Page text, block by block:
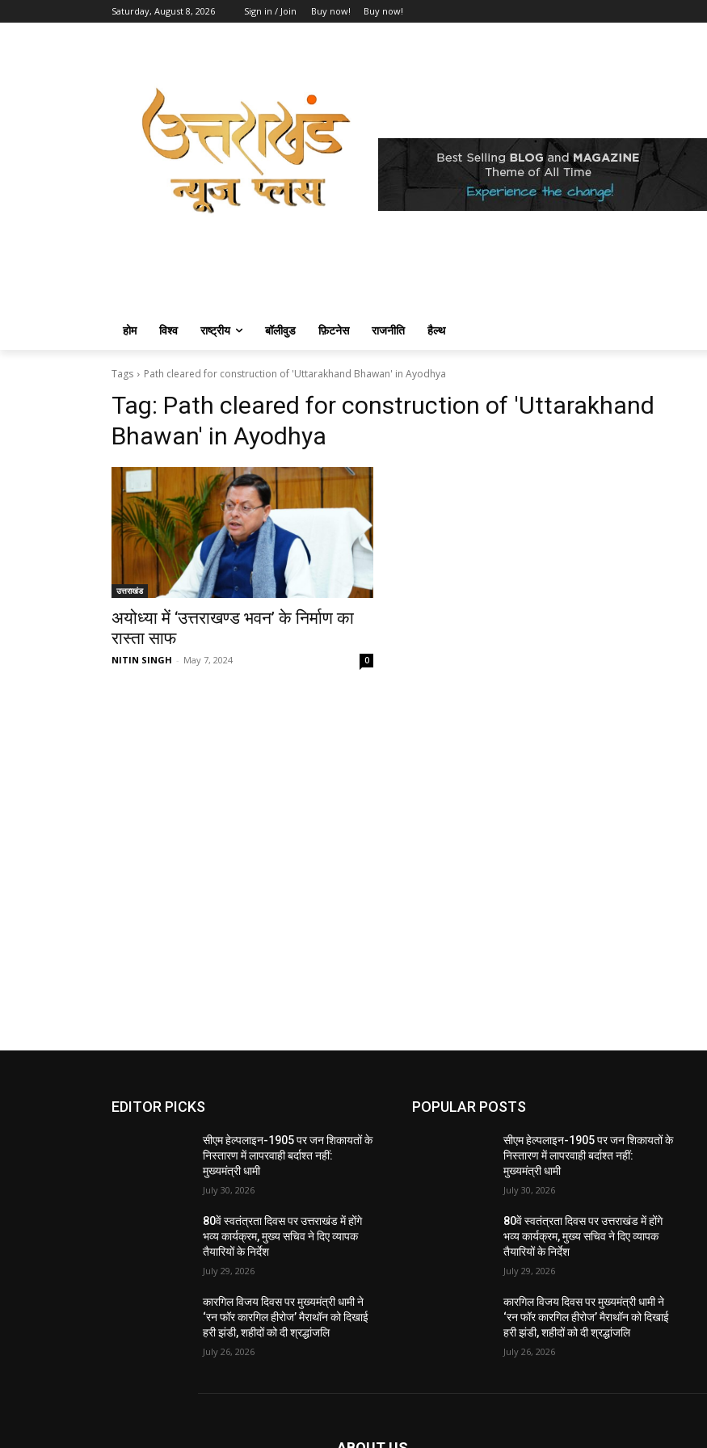
Saturday, August 8, 2026 Sign in / Join Buy now! Buy now!
होम विश्व राष्ट्रीय बॉलीवुड फ़िटनेस राजनीति हैल्थ
Tags Path cleared for construction of 'Uttarakhand Bhawan' in Ayodhya
Tag: Path cleared for construction of 'Uttarakhand
Bhawan' in Ayodhya
उत्तराखंड
अयोध्या में ‘उत्तराखण्ड भवन’ के निर्माण का
रास्ता साफ
NITIN SINGH - May 7, 2024 0
EDITOR PICKS
सीएम हेल्पलाइन-1905 पर जन शिकायतों के
निस्तारण में लापरवाही बर्दाश्त नहीं:
मुख्यमंत्री धामी
July 30, 2026
80वें स्वतंत्रता दिवस पर उत्तराखंड में होंगे
भव्य कार्यक्रम, मुख्य सचिव ने दिए व्यापक
तैयारियों के निर्देश
July 29, 2026
कारगिल विजय दिवस पर मुख्यमंत्री धामी ने
‘रन फॉर कारगिल हीरोज’ मैराथॉन को दिखाई
हरी झंडी, शहीदों को दी श्रद्धांजलि
July 26, 2026
POPULAR POSTS
सीएम हेल्पलाइन-1905 पर जन शिकायतों के
निस्तारण में लापरवाही बर्दाश्त नहीं:
मुख्यमंत्री धामी
July 30, 2026
80वें स्वतंत्रता दिवस पर उत्तराखंड में होंगे
भव्य कार्यक्रम, मुख्य सचिव ने दिए व्यापक
तैयारियों के निर्देश
July 29, 2026
कारगिल विजय दिवस पर मुख्यमंत्री धामी ने
‘रन फॉर कारगिल हीरोज’ मैराथॉन को दिखाई
हरी झंडी, शहीदों को दी श्रद्धांजलि
July 26, 2026